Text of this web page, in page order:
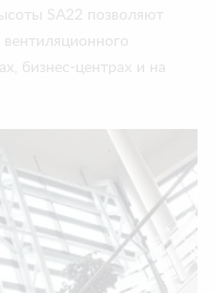
SA22 позволяют
бизнес-центрах и на